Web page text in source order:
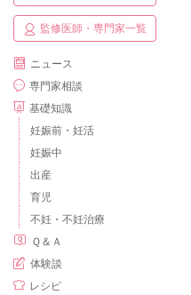
監修医師・専門家一覧
ニュース
専門家相談
基礎知識
妊娠前・妊活
妊娠中
出産
育児
不妊・不妊治療
Ｑ＆Ａ
体験談
レシピ